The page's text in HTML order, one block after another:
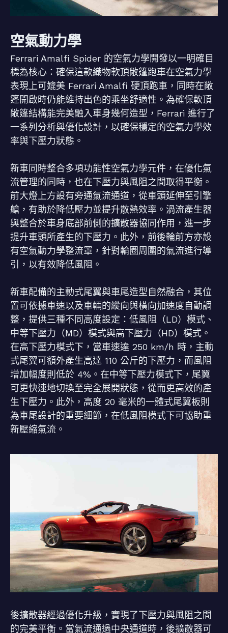
空氣動力學
Ferrari Amalfi Spider 的空氣力學開發以一明確目
標為核心：確保這款織物軟頂敞篷跑車在空氣力學
表現上可媲美 Ferrari Amalfi 硬頂跑車，同時在敞
篷開啟時仍能維持出色的乘坐舒適性。為確保軟頂
敞篷結構能完美融入車身幾何造型，Ferrari 進行了
一系列分析與優化設計，以確保穩定的空氣力學效
率與下壓力狀態。
新車同時整合多項功能性空氣力學元件，在優化氣
流管理的同時，也在下壓力與風阻之間取得平衡。
前大燈上方設有旁通氣流通道，從車頭延伸至引擎
艙，有助於降低壓力並提升散熱效率。渦流產生器
與整合於車身底部前側的擴散器協同作用，進一步
提升車頭所產生的下壓力。此外，前後輪前方亦設
有空氣動力學整流罩，針對輪圈周圍的氣流進行導
引，以有效降低風阻。
新車配備的主動式尾翼與車尾造型自然融合，其位
置可依據車速以及車輛的縱向與橫向加速度自動調
整，提供三種不同高度設定：低風阻（LD）模式、
中等下壓力（MD）模式與高下壓力（HD）模式。
在高下壓力模式下，當車速達 250 km/h 時，主動
式尾翼可額外產生高達 110 公斤的下壓力，而風阻
增加幅度則低於 4%。在中等下壓力模式下，尾翼
可更快速地切換至完全展開狀態，從而更高效的產
生下壓力。此外，高度 20 毫米的一體式尾翼板則
為車尾設計的重要細節，在低風阻模式下可協助重
新壓縮氣流。
後擴散器經過優化升級，實現了下壓力與風阻之間
的完美平衡。當氣流通過中央通道時，後擴散器可